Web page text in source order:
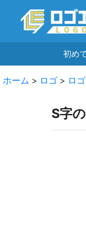
初め
ホーム > ロゴ > ロ
S字